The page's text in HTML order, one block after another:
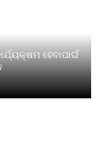
ହେବାପାଇଁ